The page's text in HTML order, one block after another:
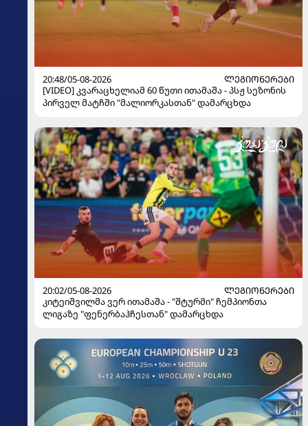
20:48/05-08-2026
ᲚᲔᲒᲘᲝᲜᲔᲠᲔᲑᲘ
[VIDEO] კვარაცხელიამ 60 წუთი ითამაშა - პსჟ სეზონის
პირველ მატჩში "მალიორკასთან" დამარცხდა
20:02/05-08-2026
ᲚᲔᲒᲘᲝᲜᲔᲠᲔᲑᲘ
კიტეიშვილმა ვერ ითამაშა - "შტურმი" ჩემპიონთა
ლიგაზე "ფენერბაჰჩესთან" დამარცხდა